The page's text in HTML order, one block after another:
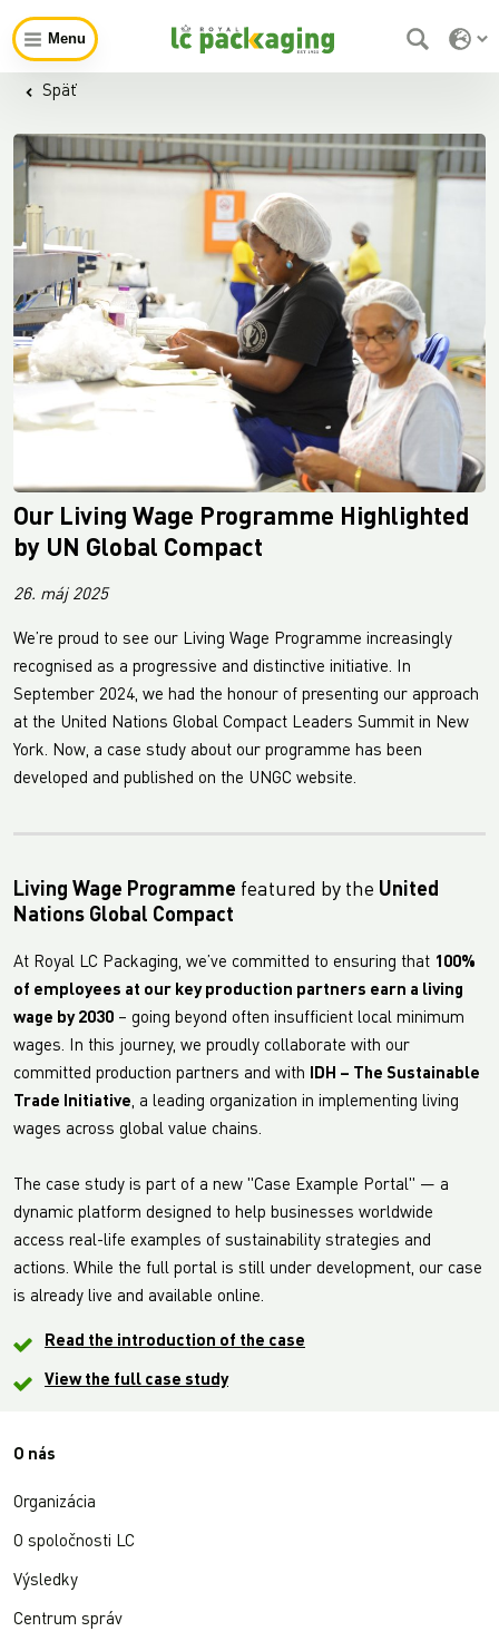
Menu
Späť
Our Living Wage Programme Highlighted
by UN Global Compact
26. máj 2025
We’re proud to see our Living Wage Programme increasingly
recognised as a progressive and distinctive initiative. In
September 2024, we had the honour of presenting our approach
at the United Nations Global Compact Leaders Summit in New
York. Now, a case study about our programme has been
developed and published on the UNGC website.
Living Wage Programme featured by the United
Nations Global Compact
At Royal LC Packaging, we’ve committed to ensuring that 100%
of employees at our key production partners earn a living
wage by 2030 – going beyond often insufficient local minimum
wages. In this journey, we proudly collaborate with our
committed production partners and with IDH – The Sustainable
Trade Initiative, a leading organization in implementing living
wages across global value chains.
The case study is part of a new "Case Example Portal" — a
dynamic platform designed to help businesses worldwide
access real-life examples of sustainability strategies and
actions. While the full portal is still under development, our case
is already live and available online.
Read the introduction of the case
View the full case study
O nás
Organizácia
O spoločnosti LC
Výsledky
Centrum správ